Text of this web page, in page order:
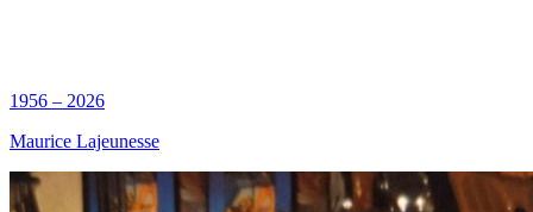
1956 – 2026
Maurice Lajeunesse